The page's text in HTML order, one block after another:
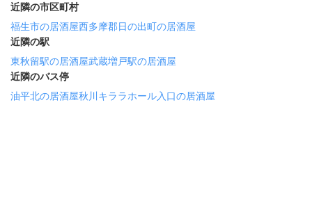
近隣の市区町村
福生市の居酒屋西多摩郡日の出町の居酒屋
近隣の駅
東秋留駅の居酒屋武蔵増戸駅の居酒屋
近隣のバス停
油平北の居酒屋秋川キララホール入口の居酒屋